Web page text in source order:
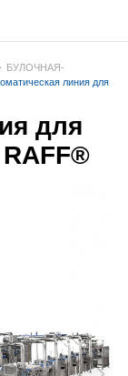
БУЛОЧНАЯ-
линия для
для